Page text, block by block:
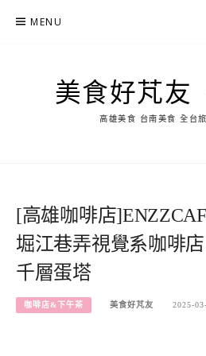
MENU
美食好芃友
高雄美食 台南美食 全台
[高雄咖啡店
堀江巷弄視覺系咖啡
千層蛋塔
咖啡店&下午茶 美食好芃友 2025-